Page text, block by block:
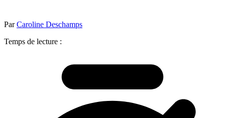
ParCaroline Deschamps
Temps de lecture :